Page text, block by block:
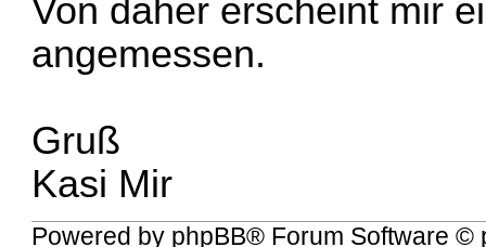
Von daher erscheint mir
angemessen.
Gruß
Kasi Mir
Powered by phpBB® Forum Software ©